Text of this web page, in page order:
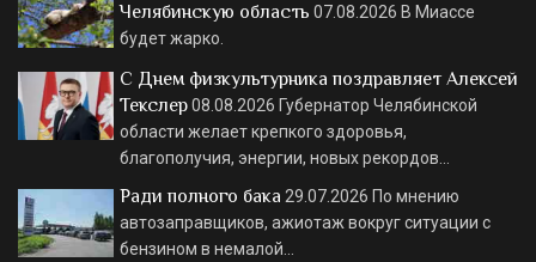
Челябинскую область 07.08.2026 В Миассе
будет жарко.
С Днем физкультурника поздравляет Алексей
Текслер08.08.2026 Губернатор Челябинской
области желает крепкого здоровья,
благополучия, энергии, новых рекордов…
Ради полного бака 29.07.2026 По мнению
автозаправщиков, ажиотаж вокруг ситуации с
бензином в немалой…